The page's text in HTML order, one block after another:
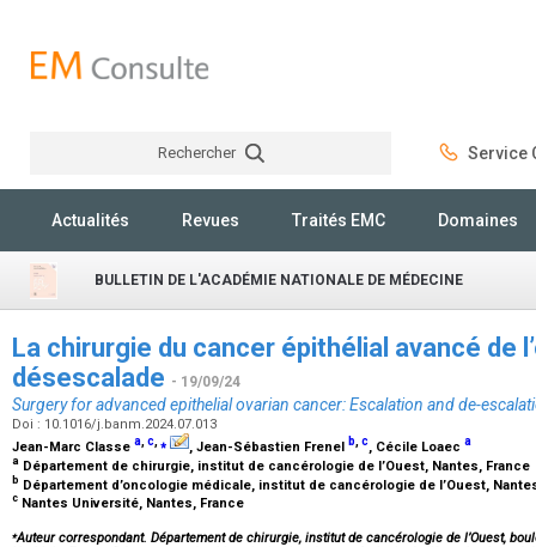
Rechercher Service
Actualités Revues Traités EMC Domaines
BULLETIN DE L'ACADÉMIE NATIONALE DE MÉDECINE
La chirurgie du cancer épithélial avancé de
désescalade - 19/09/24
Surgery for advanced epithelial ovarian cancer: Escalation and de-
Doi : 10.1016/j.banm.2024.07.013
Jean-Marc Classe a,c,⁎ , Jean-Sébastien Frenel b,c, Cécile Loaec a
a Département de chirurgie, institut de cancérologie de l’Ouest, Nantes, France
b Département d’oncologie médicale, institut de cancérologie de l’Ouest,
c Nantes Université, Nantes, France
⁎Auteur correspondant. Département de chirurgie, institut de cancérologie de l’Ouest,